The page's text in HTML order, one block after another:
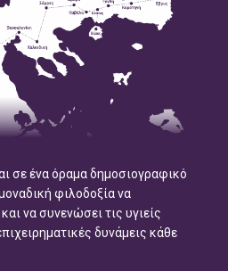
σε ένα όραμα δημοσιογραφικό
φιλοδοξία να
να συνενώσει τις υγιείς
δυνάμεις κάθε